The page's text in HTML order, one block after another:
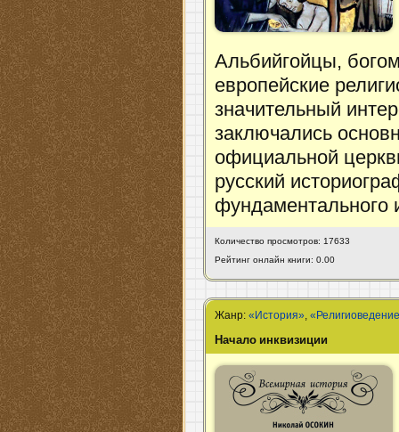
Альбийгойцы,
европейские
значительный
заключались
официальной
русский
фундаментального
Количество просмотров: 17633
Рейтинг онлайн книги: 0.00
Жанр:«История»,
Начало инквизиции